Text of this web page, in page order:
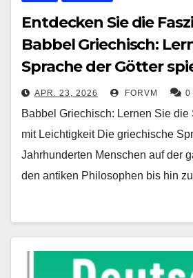
Entdecken Sie die
Babbel Griechisch:
Sprache der Götter
APR. 23, 2026 FORVM 0
Babbel Griechisch: Lernen Sie die
mit Leichtigkeit Die griechische
Jahrhunderten Menschen auf der
den antiken Philosophen bis hin